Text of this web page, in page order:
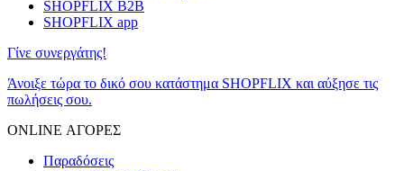
SHOPFLIX B2B
SHOPFLIX app
Γίνε συνεργάτης!
Άνοιξε τώρα το δικό σου κατάστημα SHOPFLIX και αύξησε τις
πωλήσεις σου.
ONLINE ΑΓΟΡΕΣ
Παραδόσεις